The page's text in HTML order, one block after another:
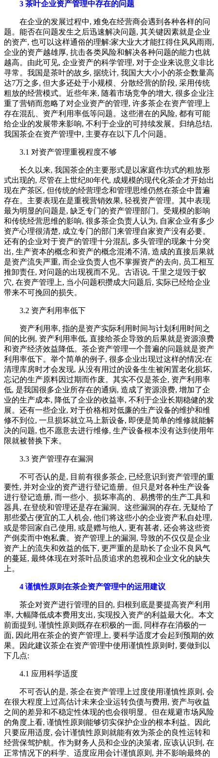
3 茶叶企业资产管理中存在的问题
在企业的发展过程中, 难免在经营商会遇到各种各样的问
题。能否在问题发生之后迅速解决问题, 其关键因素就是企业
的资产, 也可以这样通俗的理解:家大业大才能扛得住风风雨雨,
企业的资产越雄厚, 抗击各类风险和解决各种问题的能力也就
越高。由此可见, 企业资产的科学管理, 对于企业来说意义非比
寻常。我国是茶叶的故乡, 据统计, 我国大大小小的茶企数量高
达7万之多, 但大多还处于小规模、分散经营的阶段, 采用传统
粗放的经营模式。近些年来, 随着市场竞争的增大, 很多企业注
重了营销而忽略了对企业资产的管理, 许多茶企在资产管理上
存在混乱、资产利用率低等问题。这些潜在的风险, 都有可能
给企业的发展带来影响, 不利于企业的可持续发展。归纳总结,
我国茶企在资产管理中, 主要存在以下几个问题。
3.1 对资产管理重视程度不够
长久以来, 我国茶企的主要形式是以家庭作坊式的粗放形
式出现的, 尽管在上世纪80年代, 成规模的现代化茶企才开始出
现在产茶区, 但传统的经营理念和管理思维仍然在茶企中普遍
存在。主要表现在是重视营销效果, 轻视资产管理。其中表现
最为明显的问题是, 缺乏专门的资产管理部门。受规模的影响
和传统经营思维的影响, 很多茶企负责人认为, 自家企业有多少
资产心理很清楚, 成立专门的部门来管理自家资产没有必要。
还有的企业对于资产的管理十分混乱, 多头管理的现象十分突
出, 生产资本的概念和资产的概念混淆不清, 造成的直接后果就
是资产流失严重, 而企业负责人也不掌握资产的去向, 员工相互
推卸责任, 对问题的出现视而不见。古语说, 千里之堤毁于蚁
穴, 在资产管理上, 当小问题积攒成大问题后, 实际已经给企业
带来不可挽回的损失。
3.2 资产利用率低下
资产利用率, 指的是资产实际利用时间与计划利用时间之
间的比例, 资产利用率低, 直接给茶企导致的后果就是资源浪费
和资产经济效益降低。茶企资产管理一个普遍的问题就是资产
利用率低下。举个简单的例子, 很多企业出现过这样的情况:在
清理库房时才会发现, 从没有用过的设备生生被闲置老化损坏,
忘记的生产原料因过期而作废。其实不仅是茶企, 资产利用率
低, 是我国很多企业所存在的通病, 造成了资源浪费, 增加了企
业的生产成本, 降低了企业的收益率, 不利于企业长期稳健的发
展。还有一些企业, 对于价格相对低廉的生产设备的维护和维
修不到位, 一旦损坏就立马上新设备, 即便是简单的维修就能解
决的问题, 也不愿意去进行维修, 生产设备根本没有达到使用年
限就被替换下来。
3.3 资产管理存在漏洞
不可否认的是, 目前有很多茶企, 已经意识到资产管理的重
要性, 并对企业的资产进行登记造册。但只是对各种生产设备
进行登记造册, 而一些小、损坏率高的、易携带的生产工具和
器具, 在登统和管理还是存在漏洞。这些漏洞的存在, 无疑给了
那些爱占便宜的工人机会, 他们将这些小的企业资产私自处理,
或是带回家自己使用, 或是赠与他人, 更有甚者, 还会将这些资
产倒卖而中饱私囊。资产管理上的漏洞, 导致的不仅仅是企业
资产上的流失和效益的低下, 更严重的是助长了企业不良风气
的蔓延, 最终体现在对茶叶品质追求的忽视和企业文化的缺失
上。
4 谨慎性原则在茶企资产管理中的运用建议
茶企对资产进行管理的目的, 归根到底是要提高资产利用
率, 大幅降低成本费用支出, 实现投入资产的利益最大化。本文
前面提到, 谨慎性原则既存在积极的一面, 同样存在消极的一
面, 因此用在茶企的资产管理上, 要科学适度才会起到预期的效
果。因此建议茶企在资产管理中使用谨慎性原则时, 要做到以
下几点:
4.1 应用科学适度
不可否认的是, 茶企在资产管理上过度使用谨慎性原则, 会
在很大程度上过高估计未来企业运转负债与费用, 资产与收益
之间的差异和不稳定性体现的也会很明显。但在规避市场风险
的角度上看, 谨慎性原则能够切实保护企业的根本利益。因此
只要应用适度, 会计谨慎性原则就能有效为茶企的良性运转和
经营保驾护航。作为财务人员和企业的决策者, 应该认识到, 在
正常情况下的科学、适度应用会计谨慎原则, 并不影响最终的